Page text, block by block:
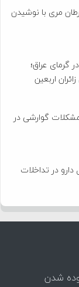
مری با نوشیدن
گرمای عراق؛
اربعین
مشکلات گوارشی در
در تداخلات
شدن